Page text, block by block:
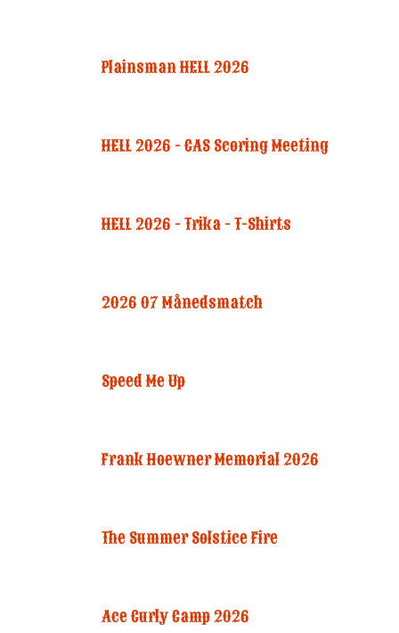
Plainsman HELL 2026
HELL 2026 - CAS Scoring Meeting
HELL 2026 - Trika - T-Shirts
2026 07 Månedsmatch
Speed Me Up
Frank Hoewner Memorial 2026
The Summer Solstice Fire
Ace Curly Camp 2026